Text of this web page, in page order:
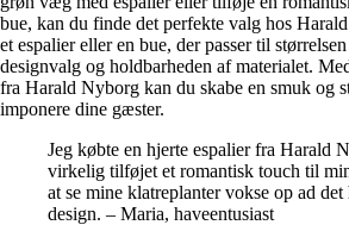
bue, kan du finde det perfekte valg hos
et espalier eller en bue, der passer til
designvalg og holdbarheden af materialet.
fra Harald Nyborg kan du skabe en smuk og
imponere dine gæster.
Jeg købte en hjerte espalier fra Harald
virkelig tilføjet et romantisk touch til
at se mine klatreplanter vokse op ad
design. – Maria, haveentusiast